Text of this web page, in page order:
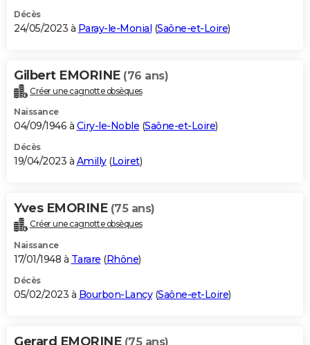
Décès
24/05/2023 à Paray-le-Monial (Saône-et-Loire)
Gilbert EMORINE (76 ans)
Créer une cagnotte obsèques
Naissance
04/09/1946 à Ciry-le-Noble (Saône-et-Loire)
Décès
19/04/2023 à Amilly(Loiret)
Yves EMORINE (75 ans)
Créer une cagnotte obsèques
Naissance
17/01/1948 à Tarare (Rhône)
Décès
05/02/2023 à Bourbon-Lancy(Saône-et-Loire)
Gerard EMORINE (75 ans)